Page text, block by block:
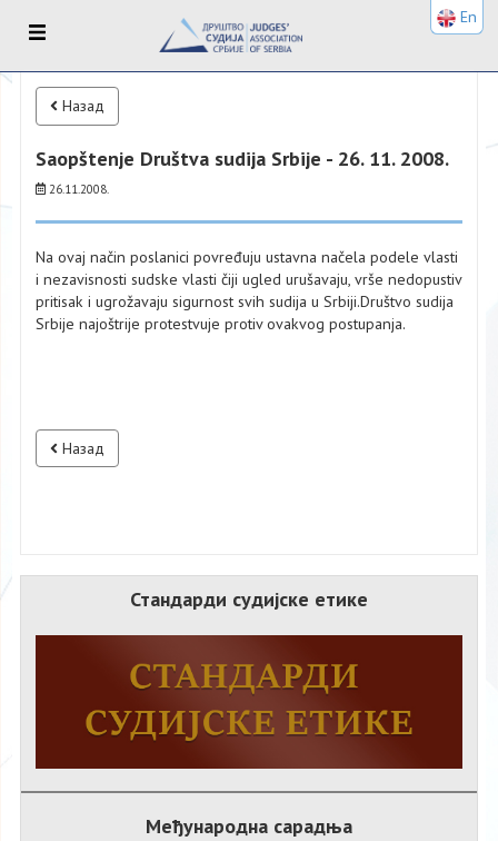
Назад
Saopštenje Društva sudija Srbije - 26. 11. 2008.
26.11.2008.
Na ovaj način poslanici povređuju ustavna načela podele vlasti
i nezavisnosti sudske vlasti čiji ugled urušavaju, vrše nedopustiv
pritisak i ugrožavaju sigurnost svih sudija u Srbiji.Društvo sudija
Srbije najoštrije protestvuje protiv ovakvog postupanja.
Назад
Стандарди судијске етике
Међународна сарадња
En